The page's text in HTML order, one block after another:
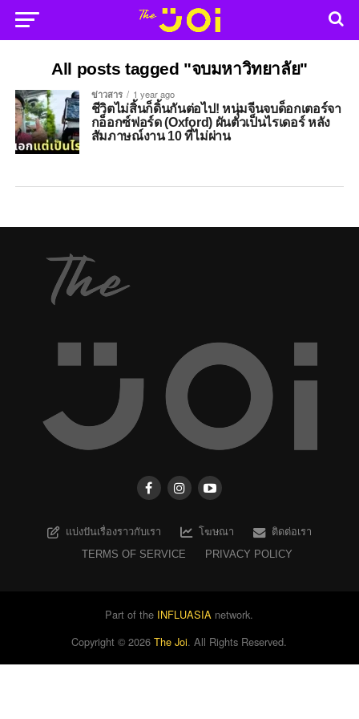
All posts tagged "จบมหาวิทยาลัย"
ข่าวสาร 1 year ago
ชีวิตไม่สิ้นก็ดิ้นกันต่อไป! หนุ่มจีนจบด็อกเตอร์จา
กอ็อกซ์ฟอร์ด (Oxford) ผันตัวเป็นไรเดอร์ หลัง
สัมภาษณ์งาน 10 ที่ไม่ผ่าน
แบ่งปันเรื่องราวกับเรา โฆษณา
ติดต่อเรา
TERMS OF SERVICE
PRIVACY POLICY
Part of the INFLUASIA network.
Copyright ©2026 The Joi. All Rights Reserved.